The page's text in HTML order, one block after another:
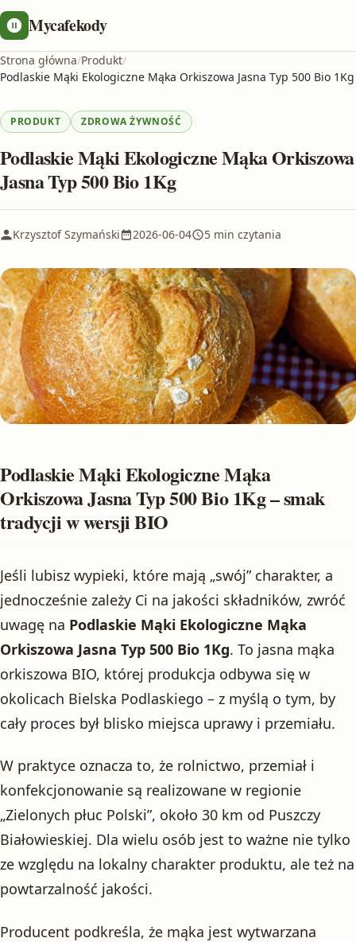
Mycafekody
Strona główna/Produkt/
Podlaskie Mąki Ekologiczne Mąka Orkiszowa Jasna Typ 500 Bio 1Kg
PRODUKT ZDROWA ŻYWNOŚĆ
Podlaskie Mąki Ekologiczne Mąka Orkiszowa
Jasna Typ 500 Bio 1Kg
Krzysztof Szymański 2026-06-04 5 min czytania
Podlaskie Mąki Ekologiczne Mąka
Orkiszowa Jasna Typ 500 Bio 1Kg – smak
tradycji w wersji BIO
Jeśli lubisz wypieki, które mają „swój” charakter, a
jednocześnie zależy Ci na jakości składników, zwróć
uwagę na Podlaskie Mąki Ekologiczne Mąka
Orkiszowa Jasna Typ 500 Bio 1Kg. To jasna mąka
orkiszowa BIO, której produkcja odbywa się w
okolicach Bielska Podlaskiego – z myślą o tym, by
cały proces był blisko miejsca uprawy i przemiału.
W praktyce oznacza to, że rolnictwo, przemiał i
konfekcjonowanie są realizowane w regionie
„Zielonych płuc Polski”, około 30 km od Puszczy
Białowieskiej. Dla wielu osób jest to ważne nie tylko
ze względu na lokalny charakter produktu, ale też na
powtarzalność jakości.
Producent podkreśla, że mąka jest wytwarzana